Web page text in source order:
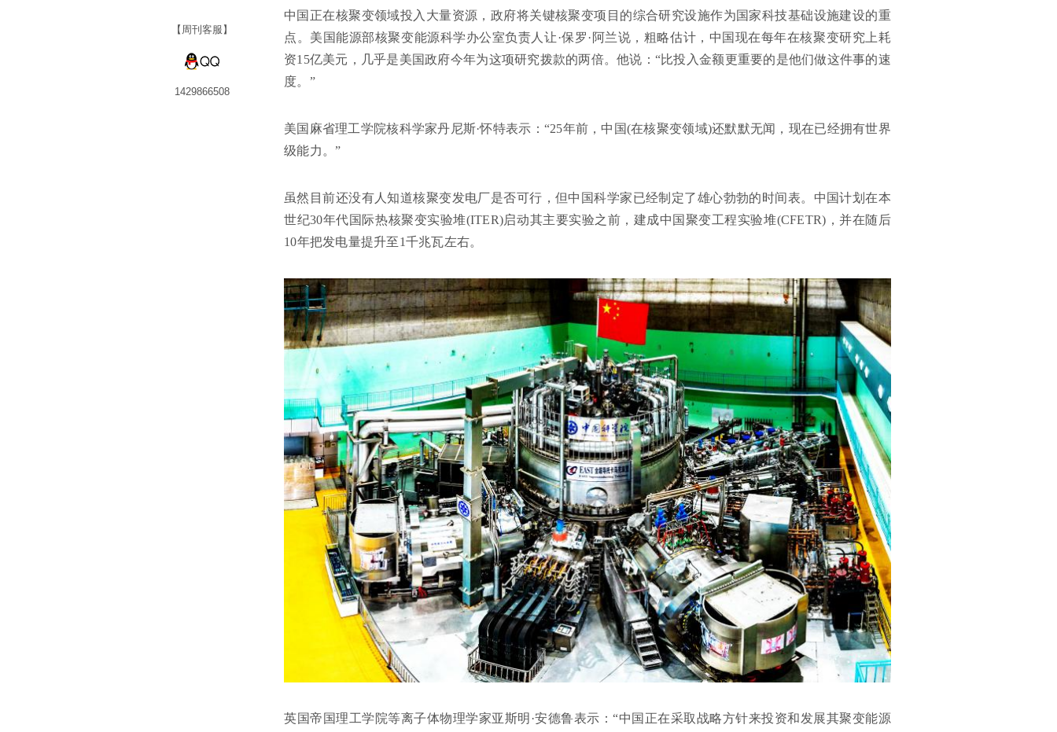
【周刊客服】
1429866508
中国正在核聚变领域投入大量资源，政府将关键核聚变项目的综合研究设施作为国家科技基础设施建设的重
点。美国能源部核聚变能源科学办公室负责人让·保罗·阿兰说，粗略估计，中国现在每年在核聚变研究上耗
资15亿美元，几乎是美国政府今年为这项研究拨款的两倍。他说：“比投入金额更重要的是他们做这件事的速
度。”
美国麻省理工学院核科学家丹尼斯·怀特表示：“25年前，中国(在核聚变领域)还默默无闻，现在已经拥有世界
级能力。”
虽然目前还没有人知道核聚变发电厂是否可行，但中国科学家已经制定了雄心勃勃的时间表。中国计划在本
世纪30年代国际热核聚变实验堆(ITER)启动其主要实验之前，建成中国聚变工程实验堆(CFETR)，并在随后
10年把发电量提升至1千兆瓦左右。
英国帝国理工学院等离子体物理学家亚斯明·安德鲁表示：“中国正在采取战略方针来投资和发展其聚变能源